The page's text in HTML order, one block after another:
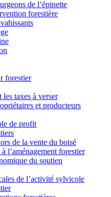
de l’épinette
forestière
forestier
les taxes à verser
et producteurs
de profit
de la vente du boisé
l’aménagement forestier
du soutien
de l’activité sylvicole